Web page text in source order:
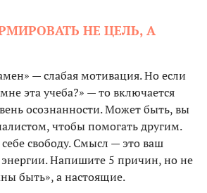
НЕ ЦЕЛЬ, А
— слабая мотивация. Но если
эта учеба?» — то включается
осознанности. Может быть, вы
чтобы помогать другим.
свободу. Смысл — это ваш
Напишите 5 причин, но не
быть», а настоящие.